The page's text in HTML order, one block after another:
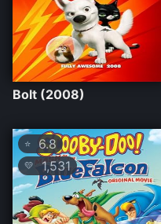
Bolt (2008)
⭐ 6.8
💛 1,531